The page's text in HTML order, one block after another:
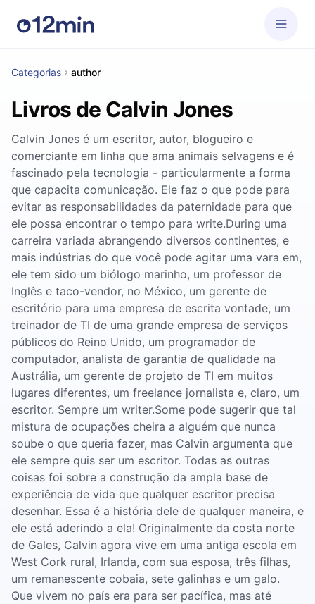
Categorias author
Livros de Calvin Jones
Calvin Jones é um escritor, autor, blogueiro e
comerciante em linha que ama animais selvagens e é
fascinado pela tecnologia - particularmente a forma
que capacita comunicação. Ele faz o que pode para
evitar as responsabilidades da paternidade para que
ele possa encontrar o tempo para write.During uma
carreira variada abrangendo diversos continentes, e
mais indústrias do que você pode agitar uma vara em,
ele tem sido um biólogo marinho, um professor de
Inglês e taco-vendor, no México, um gerente de
escritório para uma empresa de escrita vontade, um
treinador de TI de uma grande empresa de serviços
públicos do Reino Unido, um programador de
computador, analista de garantia de qualidade na
Austrália, um gerente de projeto de TI em muitos
lugares diferentes, um freelance jornalista e, claro, um
escritor. Sempre um writer.Some pode sugerir que tal
mistura de ocupações cheira a alguém que nunca
soube o que queria fazer, mas Calvin argumenta que
ele sempre quis ser um escritor. Todas as outras
coisas foi sobre a construção da ampla base de
experiência de vida que qualquer escritor precisa
desenhar. Essa é a história dele de qualquer maneira, e
ele está aderindo a ela! Originalmente da costa norte
de Gales, Calvin agora vive em uma antiga escola em
West Cork rural, Irlanda, com sua esposa, três filhas,
um remanescente cobaia, sete galinhas e um galo.
Que vivem no país era para ser pacífica, mas até